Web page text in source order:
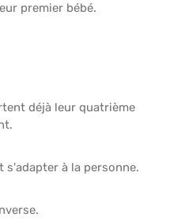
premier bébé.
déjà leur quatrième
à la personne.